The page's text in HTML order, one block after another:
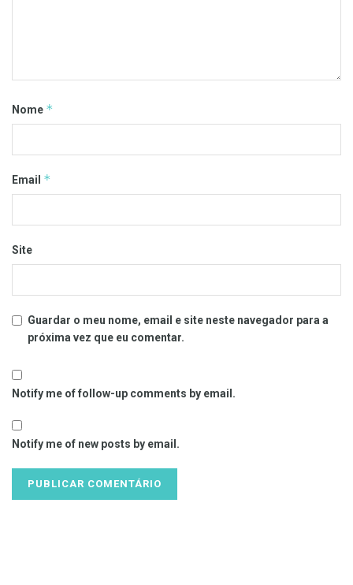
Nome *
Email *
Site
Guardar o meu nome, email e site neste navegador para a
próxima vez que eu comentar.
Notify me of follow-up comments by email.
Notify me of new posts by email.